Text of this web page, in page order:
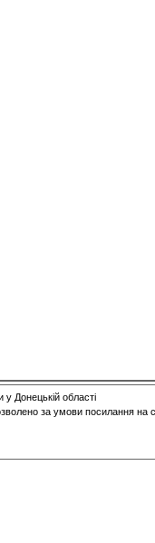
Донецькій області
за умови посилання на